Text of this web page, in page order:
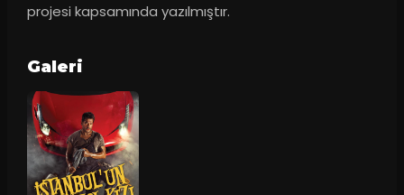
projesi kapsamında yazılmıştır.
Galeri